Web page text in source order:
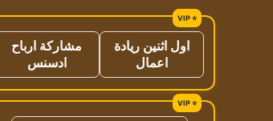
اول اثنين ريادة
اعمال
مشاركة ارباح
ادسنس